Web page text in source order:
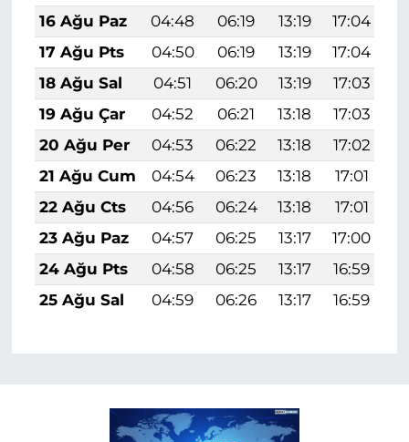
16 Ağu Paz 04:48 06:19 13:19 17:04
17 Ağu Pts
04:50 06:19 13:19 17:04
18 Ağu Sal
04:51 06:20 13:19 17:03
19 Ağu Çar
04:52 06:21 13:18 17:03
20 Ağu Per
04:53 06:22 13:18 17:02
21 Ağu Cum
04:54 06:23 13:18 17:01
22 Ağu Cts
04:56 06:24 13:18 17:01
23 Ağu Paz
04:57 06:25 13:17 17:00
24 Ağu Pts
04:58 06:25 13:17 16:59
25 Ağu Sal
04:59 06:26 13:17 16:59